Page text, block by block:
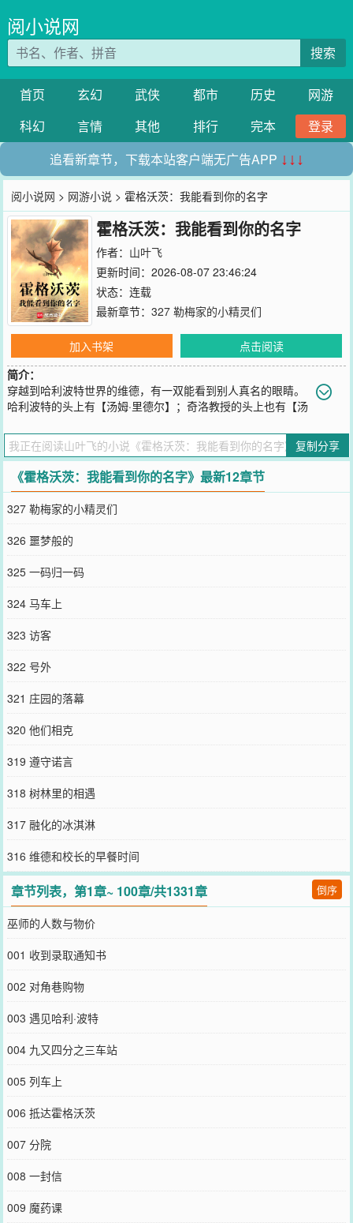
阅小说网
搜索
首页 玄幻 武侠 都市 历史
网游
科幻
言情 其他 排行 完本
登录
追看新章节，下载本站客户端无广告APP ↓↓↓
阅小说网 > 网游小说 > 霍格沃茨：我能看到你的名字
霍格沃茨：我能看到你的名字
作者： 山叶飞
更新时间：2026-08-07 23:46:24
状态：连载
最新章节： 327 勒梅家的小精灵们
加入书架
点击阅读
简介：
穿越到哈利波特世界的维德，有一双能看到别人真名的眼睛。
哈利波特的头上有【汤姆·里德尔】；奇洛教授的头上也有【汤
了，伏地魔。遇到我是你的劫。——·——·——·——维德：我在霍格
沃茨学习的时间只有七年，除掉假期就只有266周！即使一周就能吃
透一本书，266周也不过才266本书而已！霍格沃茨的图书馆有多少魔
法书呢？成千上万本！时不我待，怎么能不抓紧时间学习？！我决不
允许任何人破坏我的学习环境——黑魔王也不行！不不不，我并非单
纯的热爱知识。我只是贪婪而已。
您要是觉得《
向您QQ群和微博微信里的朋友推荐哦！
复制分享
《霍格沃茨：我能看到你的名字》最新12章节
327 勒梅家的小精灵们
326 噩梦般的
325 一码归一码
324 马车上
323 访客
322 号外
321 庄园的落幕
320 他们相克
319 遵守诺言
318 树林里的相遇
317 融化的冰淇淋
316 维德和校长的早餐时间
章节列表，第1章~ 100章/共1331章 倒序
巫师的人数与物价
001 收到录取通知书
002 对角巷购物
003 遇见哈利·波特
004 九又四分之三车站
005 列车上
006 抵达霍格沃茨
007 分院
008 一封信
009 魔药课